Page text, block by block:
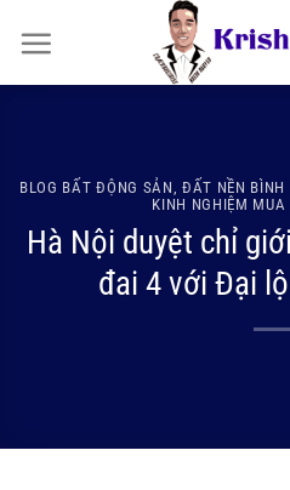
qua
nội
BLOG BẤT ĐỘNG SẢN ĐẤT NỀN BÌNH
KINH NGHIỆM
Hà Nội duyệt chỉ
đai 4 với Đại